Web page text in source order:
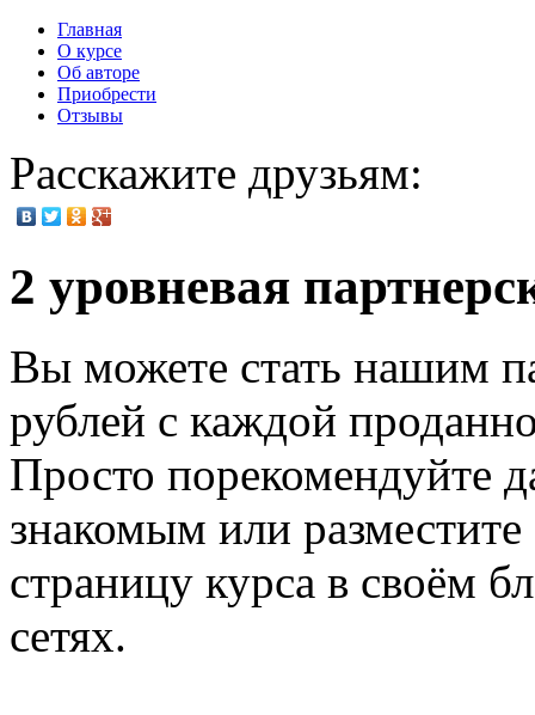
Главная
О курсе
Об авторе
Приобрести
Отзывы
Расскажите друзьям:
2 уровневая
Вы можете стать нашим
рублей с каждой
Просто порекомендуйте
знакомым или
страницу курса в своём
сетях.